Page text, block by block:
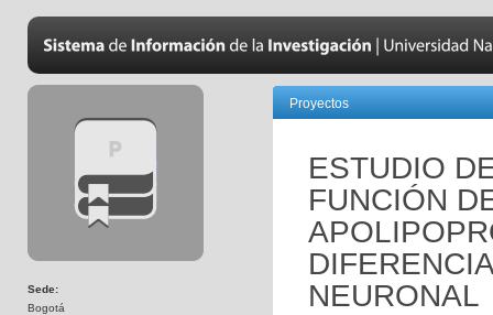
Sede:
Bogotá
Proyectos
ESTUDIO
FUNCIÓN
NEURONAL